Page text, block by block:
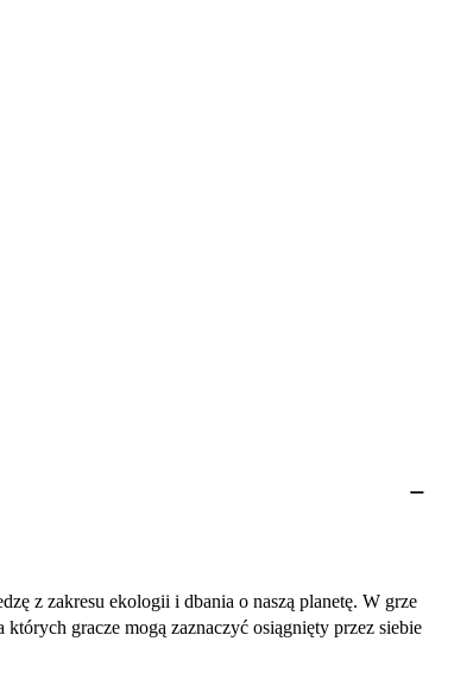
z zakresu ekologii i dbania o naszą planetę. W grze
gracze mogą zaznaczyć osiągnięty przez siebie